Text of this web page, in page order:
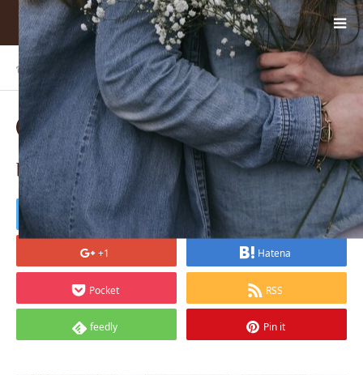
ホーム becca-tapert-u5e1kqW6E3M-uns…
2025.10.21
becca-tapert-u5e1kqW6E3M-unsplash
Tweet
+1 Hatena
Pocket RSS
feedly Pin it